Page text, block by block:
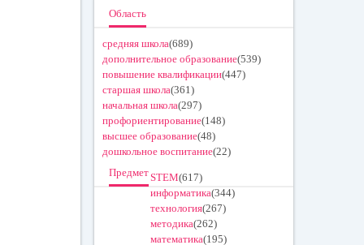
Область
средняя школа(689)
дополнительное образование(539)
повышение квалификации(447)
старшая школа(361)
начальная школа(297)
профориентирование(148)
высшее образование(48)
дошкольное воспитание(22)
ПредметSTEM(617)
информатика(344)
технология(267)
методика(262)
математика(195)